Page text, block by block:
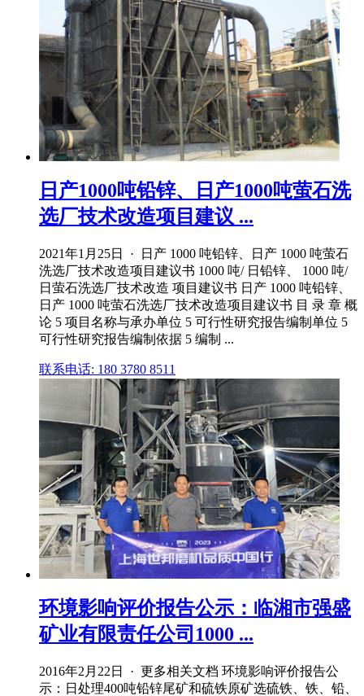
日产1000吨铅锌、日产1000吨萤石洗
选厂技术改造项目建议 ...
2021年1月25日 · 日产 1000 吨铅锌、日产 1000 吨萤石
洗选厂技术改造项目建议书 1000 吨/ 日铅锌、 1000 吨/
日萤石洗选厂技术改造 项目建议书 日产 1000 吨铅锌、
日产 1000 吨萤石洗选厂技术改造项目建议书 目 录 章 概
论 5 项目名称与承办单位 5 可行性研究报告编制单位 5
可行性研究报告编制依据 5 编制 ...
联系电话: 180 3780 8511
环境影响评价报告公示：临湘市强盛
矿业有限责任公司1000 ...
2016年2月22日 · 更多相关文档 环境影响评价报告公
示：日处理400吨铅锌尾矿和硫铁原矿选硫铁、铁、铅、